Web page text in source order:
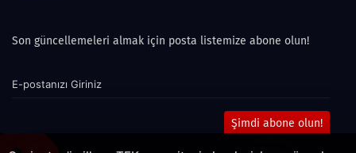
Son güncellemeleri almak için posta listemize abone olun!
Şimdi abone olun!